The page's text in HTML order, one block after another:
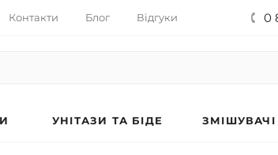
Контакти Блог Відгуки 0
УНІТАЗИ ТА БІДЕ ЗМІШУВАЧІ